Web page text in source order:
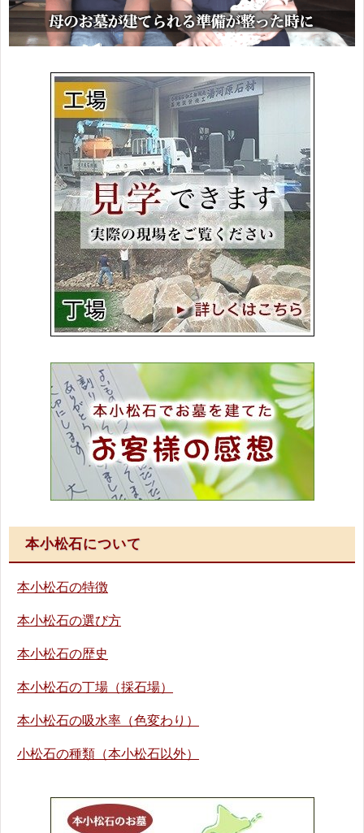
本小松石について
本小松石の特徴
本小松石の選び方
本小松石の歴史
本小松石の丁場（採石場）
本小松石の吸水率（色変わり）
小松石の種類（本小松石以外）